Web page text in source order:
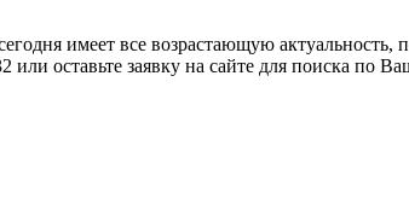
имеет все возрастающую
оставьте заявку на сайте для поиска по